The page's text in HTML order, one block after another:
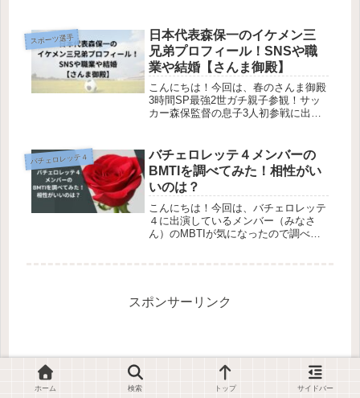
た。そして、刺された女性はこの家に
通っていたケアマネージャーとの事で
す。...
スポーツ選手
日本代表森保一のイケメン三
兄弟プロフィール！SNSや職
業や結婚【さんま御殿】
こんにちは！今回は、春のさんま御殿
3時間SP最強2世ガチ親子参観！サッ
カー森保監督の息子3人初参戦に出演
子がいたなんて驚きですね。今回は、
３兄弟の翔平・圭悟・ 陸さんにつ
い...
バチェロレッテ４
バチェロレッテ４メンバーの
BMTIを調べてみた！相性がい
いのは？
こんにちは！今回は、バチェロレッテ
４に出演しているメンバー（みなさ
ん）のMBTIが気になったので調べて
番...
スポンサーリンク
ホーム 検索 トップ サイドバー